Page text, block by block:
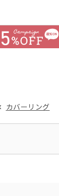
カバーリング